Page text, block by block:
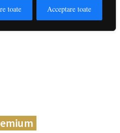
toate Acceptare toate